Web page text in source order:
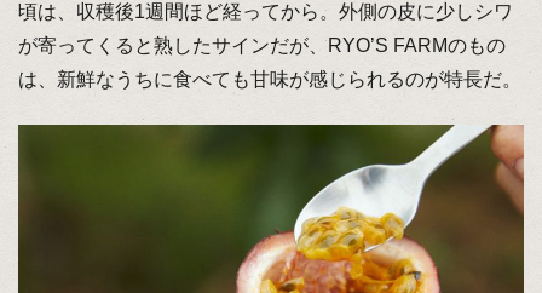
頃は、収穫後1週間ほど経ってから。外側の皮に少しシワ
が寄ってくると熟したサインだが、RYO’S FARMのもの
は、新鮮なうちに食べても甘味が感じられるのが特長だ。